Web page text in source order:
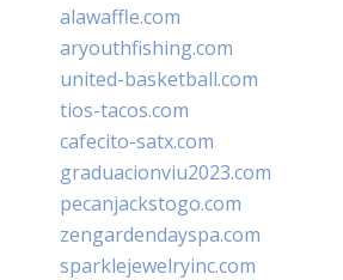
alawaffle.com
aryouthfishing.com
united-basketball.com
tios-tacos.com
cafecito-satx.com
graduacionviu2023.com
pecanjackstogo.com
zengardendayspa.com
sparklejewelryinc.com